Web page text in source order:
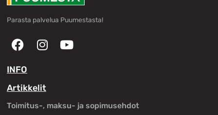
Parasta palvelua Puumestasta!
INFO
Artikkelit
Toimitus-, maksu- ja sopimusehdot